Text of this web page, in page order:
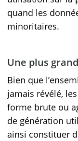
quand les
minoritaires.
Une plus
Bien que
jamais révélé,
forme brute ou
de génération
ainsi constituer